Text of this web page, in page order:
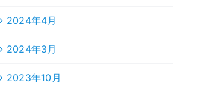
2024年4月
2024年3月
2023年10月